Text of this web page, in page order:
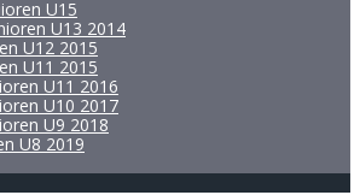
U15
U13 2014
U12 2015
U11 2015
U11 2016
U10 2017
U9 2018
U8 2019